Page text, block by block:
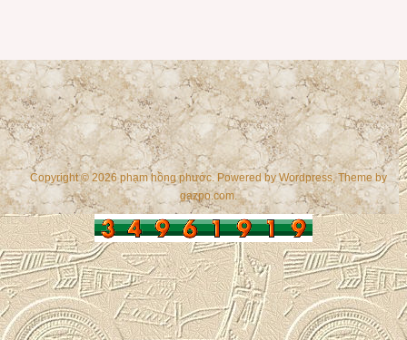
Copyright © 2026 phạm hồng phước. Powered byWordpress, Theme by
gazpo.com.